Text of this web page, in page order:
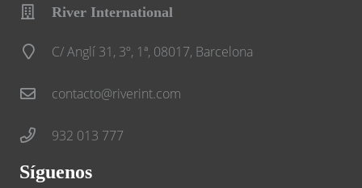
River International
C/ Anglí 31, 3º, 1ª, 08017, Barcelona
contacto@riverint.com
932 013 777
Síguenos